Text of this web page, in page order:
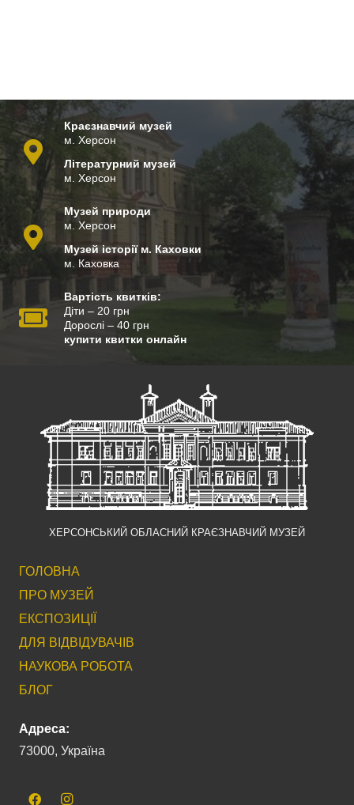
Краєзнавчий музей
м. Херсон
Літературний музей
м. Херсон
Музей природи
м. Херсон
Музей історії м. Каховки
м. Каховка
Вартість квитків:
Діти – 20 грн
Дорослі – 40 грн
купити квитки онлайн
ХЕРСОНСЬКИЙ ОБЛАСНИЙ КРАЄЗНАВЧИЙ МУЗЕЙ
ГОЛОВНА
ПРО МУЗЕЙ
ЕКСПОЗИЦІЇ
ДЛЯ ВІДВІДУВАЧІВ
НАУКОВА РОБОТА
БЛОГ
Адреса:
73000, Україна